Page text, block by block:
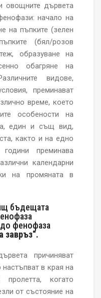
овощните дървета
начало на
на пъпките (зелен
(бял/розов
образуване на
обагряне на
видове,
преминават
време, което
особености на
един и същ вид,
както и на едно
преминава
календарни
на промяната в
бъдещата
до фенофаза
завръз“.
причиняват
настъпват в края на
когато
от състояние на